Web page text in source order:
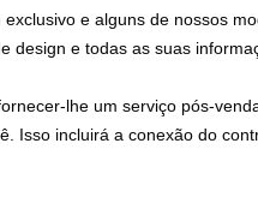
e alguns de nossos
design e todas as suas
lhe um serviço pós-
Isso incluirá a conexão do